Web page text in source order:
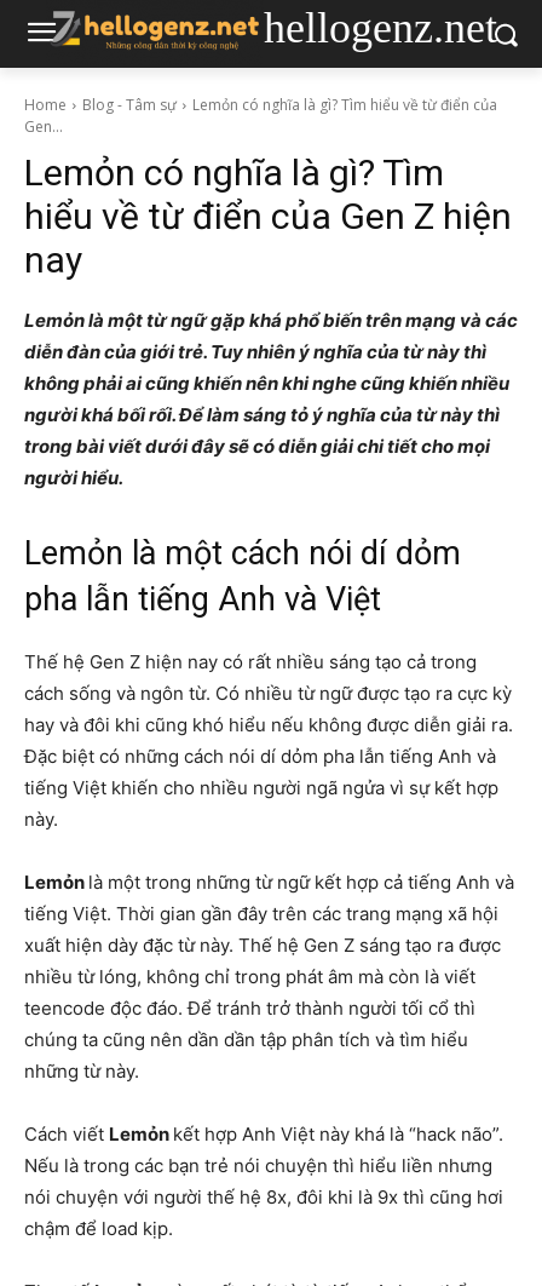
hellogenz.net
Home Blog - Tâm sự
Lemỏn có nghĩa là gì? Tìm hiểu về từ điển của
Gen...
Lemỏn có nghĩa là gì? Tìm
hiểu về từ điển của Gen Z hiện
nay
Lemỏn là một từ ngữ gặp khá phổ biến trên mạng và các
diễn đàn của giới trẻ. Tuy nhiên ý nghĩa của từ này thì
không phải ai cũng khiến nên khi nghe cũng khiến nhiều
người khá bối rối. Để làm sáng tỏ ý nghĩa của từ này thì
trong bài viết dưới đây sẽ có diễn giải chi tiết cho mọi
người hiểu.
Lemỏn là một cách nói dí dỏm
pha lẫn tiếng Anh và Việt
Thế hệ Gen Z hiện nay có rất nhiều sáng tạo cả trong
cách sống và ngôn từ. Có nhiều từ ngữ được tạo ra cực kỳ
hay và đôi khi cũng khó hiểu nếu không được diễn giải ra.
Đặc biệt có những cách nói dí dỏm pha lẫn tiếng Anh và
tiếng Việt khiến cho nhiều người ngã ngửa vì sự kết hợp
này.
Lemỏn là một trong những từ ngữ kết hợp cả tiếng Anh và
tiếng Việt. Thời gian gần đây trên các trang mạng xã hội
xuất hiện dày đặc từ này. Thế hệ Gen Z sáng tạo ra được
nhiều từ lóng, không chỉ trong phát âm mà còn là viết
teencode độc đáo. Để tránh trở thành người tối cổ thì
chúng ta cũng nên dần dần tập phân tích và tìm hiểu
những từ này.
Cách viết Lemỏn kết hợp Anh Việt này khá là “hack não”.
Nếu là trong các bạn trẻ nói chuyện thì hiểu liền nhưng
nói chuyện với người thế hệ 8x, đôi khi là 9x thì cũng hơi
chậm để load kịp.